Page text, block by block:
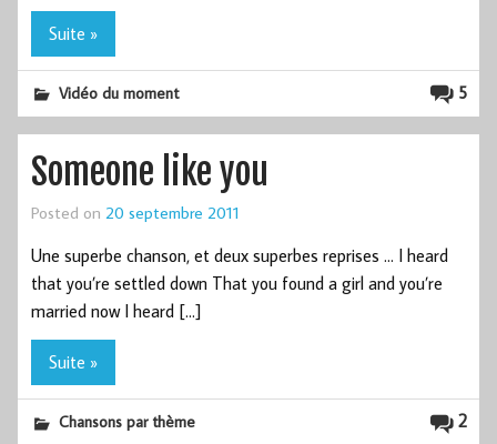
Suite »
5
Vidéo du moment
Someone like you
Posted on 20 septembre 2011
Une superbe chanson, et deux superbes reprises … I heard
that you’re settled down That you found a girl and you’re
married now I heard […]
Suite »
2
Chansons par thème